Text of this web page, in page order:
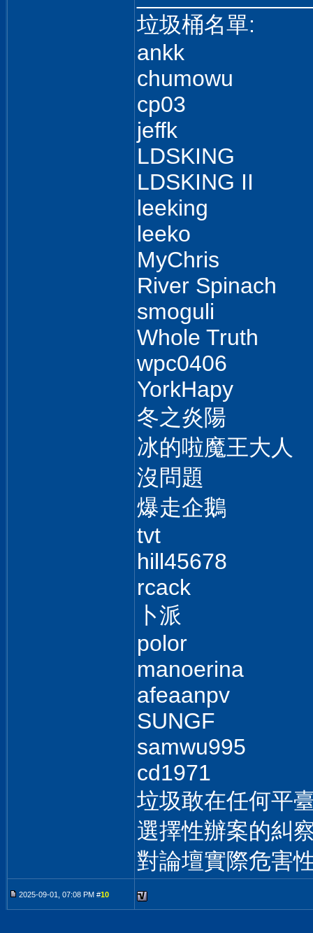
垃圾桶名單:
ankk
chumowu
cp03
jeffk
LDSKING
LDSKING II
leeking
leeko
MyChris
River Spinach
smoguli
Whole Truth
wpc0406
YorkHapy
冬之炎陽
冰的啦魔王大人
沒問題
爆走企鵝
tvt
hill45678
rcack
卜派
polor
manoerina
afeaanpv
SUNGF
samwu995
cd1971
垃圾敢在任何平
選擇性辦案的糾
對論壇實際危害
2025-09-01, 07:08 PM #10